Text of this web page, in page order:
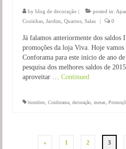
by blog de decoração | posted in:
Cozinhas Jardim Quartos Salas | 0
Já falamos anteriormente dos saldos
promoções da loja Viva. Hoje vamos
Conforama para este início de ano
pesquisa dos melhores saldos de
aproveitar … Continued
biombos Conforama decoração mesas
Navegação
« 1 2 3